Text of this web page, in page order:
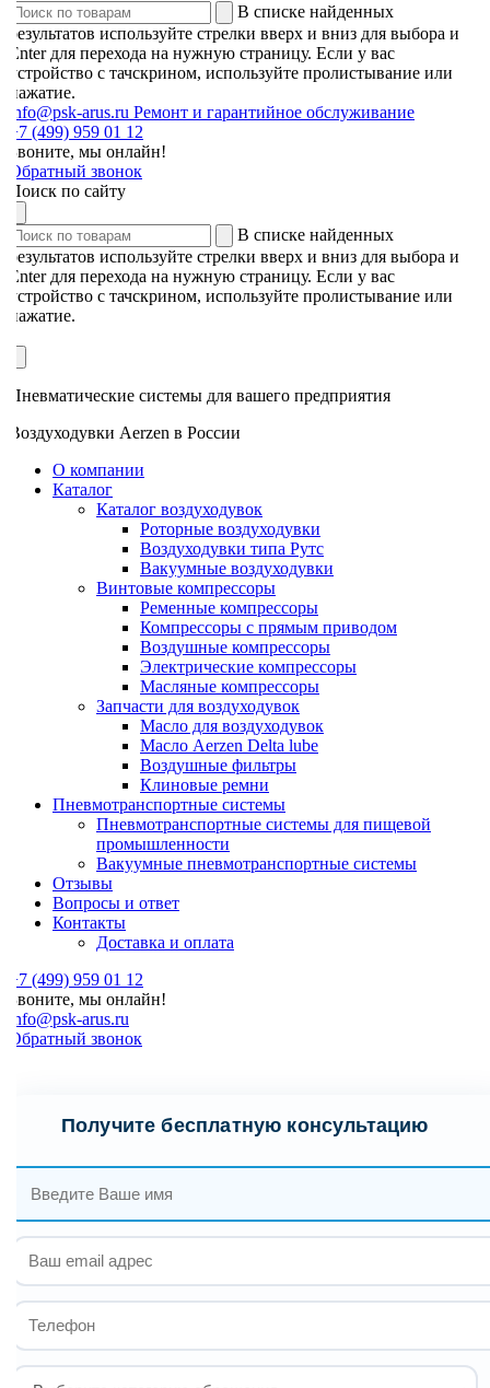
В списке найденных
используйте стрелки вверх и вниз для выбора и
для перехода на нужную страницу. Если у вас
с тачскрином, используйте пролистывание или
arus.ruРемонт и гарантийное обслуживание
(499) 959 01 12
мы онлайн!
звонок
по сайту
В списке найденных
используйте стрелки вверх и вниз для выбора и
для перехода на нужную страницу. Если у вас
с тачскрином, используйте пролистывание или
системы для вашего предприятия
Aerzen в России
О компании
Каталог
Каталог воздуходувок
Роторные воздуходувки
Воздуходувки типа Рутс
Вакуумные воздуходувки
Винтовые компрессоры
Ременные компрессоры
Компрессоры с прямым приводом
Воздушные компрессоры
Электрические компрессоры
Масляные компрессоры
Запчасти для воздуходувок
Масло для воздуходувок
Масло Aerzen Delta lube
Воздушные фильтры
Клиновые ремни
Пневмотранспортные системы
Пневмотранспортные системы для пищевой
промышленности
Вакуумные пневмотранспортные системы
Отзывы
Вопросы и ответ
Контакты
Доставка и оплата
(499) 959 01 12
мы онлайн!
arus.ru
звонок
Получите бесплатную консультацию